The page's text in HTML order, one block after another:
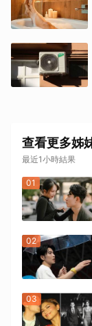
查看更多姊
最近1小時結果
01
02
03